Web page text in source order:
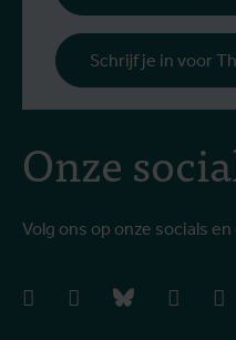
Onze
Volg ons op onze socials
facebookinstagrambluesky linkedIn
Schrijf je in voor